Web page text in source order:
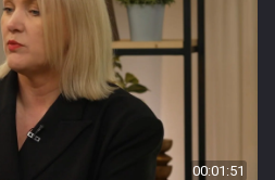
00:01:51